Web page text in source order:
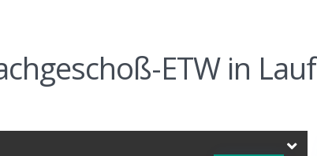
ETW in Lauf